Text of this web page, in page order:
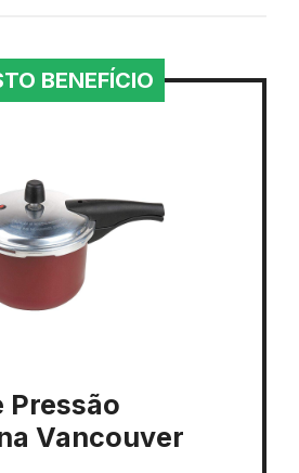
BENEFÍCIO
Pressão
Vancouver